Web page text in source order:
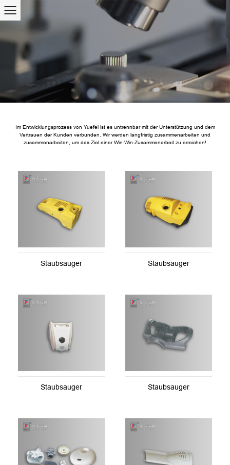
Im Entwicklungsprozess von Yuefei ist es untrennbar mit der Unterstützung und dem
Vertrauen der Kunden verbunden. Wir werden langfristig zusammenarbeiten und
zusammenarbeiten, um das Ziel einer Win-Win-Zusammenarbeit zu erreichen!
Staubsauger Staubsauger
Staubsauger Staubsauger